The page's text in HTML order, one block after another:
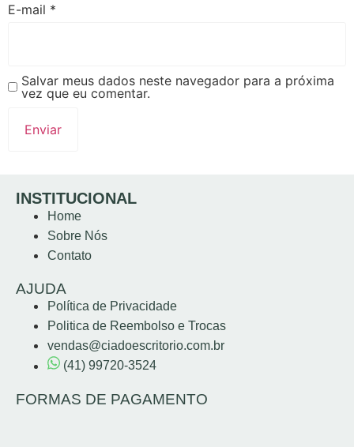
E-mail *
Salvar meus dados neste navegador para a próxima
vez que eu comentar.
INSTITUCIONAL
Home
Sobre Nós
Contato
AJUDA
Política de Privacidade
Politica de Reembolso e Trocas
vendas@ciadoescritorio.com.br
(41) 99720-3524
FORMAS DE PAGAMENTO